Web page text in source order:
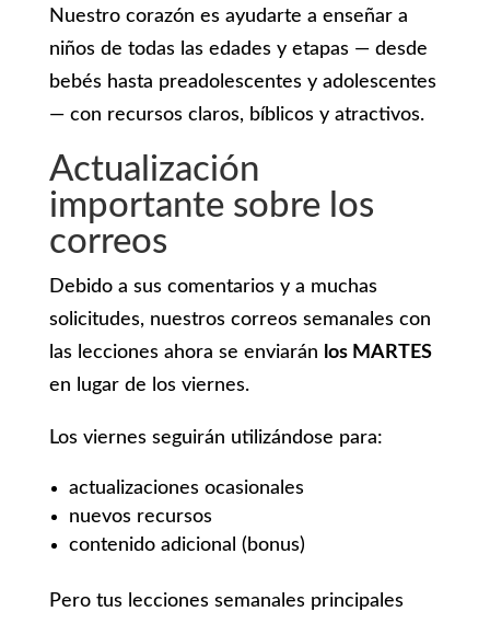
Nuestro corazón es ayudarte a enseñar a
niños de todas las edades y etapas — desde
bebés hasta preadolescentes y adolescentes
— con recursos claros, bíblicos y atractivos.
Actualización
importante sobre los
correos
Debido a sus comentarios y a muchas
solicitudes, nuestros correos semanales con
las lecciones ahora se enviarán los MARTES
en lugar de los viernes.
Los viernes seguirán utilizándose para:
actualizaciones ocasionales
nuevos recursos
contenido adicional (bonus)
Pero tus lecciones semanales principales